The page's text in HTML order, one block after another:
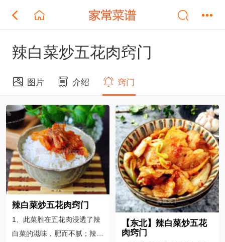
辣白菜炒五花肉窍门
图片 介绍 窍门
辣白菜炒五花肉窍门
1、此菜胜在五花肉浸透了辣
白菜的滋味，肥而不腻；辣白
【东北】辣白菜炒五花
肉窍门